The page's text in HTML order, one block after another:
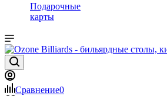
Подарочные
карты
Сравнение0